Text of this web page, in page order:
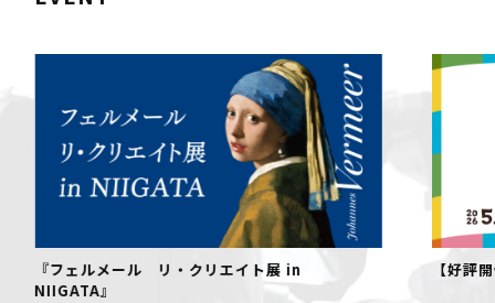
『フェルメール リ・クリエイト展 in
NIIGATA』
【好評